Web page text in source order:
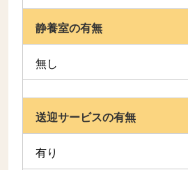
静養室の有無
無し
送迎サービスの有無
有り